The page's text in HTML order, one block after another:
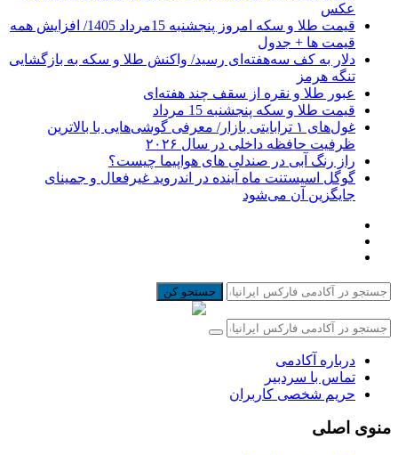
عکس
قیمت طلا و سکه امروز پنجشنبه 15مرداد 1405/ افزایش همه
قیمت ها + جدول
دلار به کف سه‌هفته‌ای رسید/ واکنش طلا و سکه به بازگشایی
تنگه هرمز
عبور طلا و نقره از سقف چند هفته‌ای
قیمت طلا و سکه پنجشنبه 15 مرداد
غول‌های ۱ ترابایتی بازار/ معرفی گوشی‌هایی با بالاترین
ظرفیت حافظه داخلی در سال ۲۰۲۶
راز رنگ آبی در صندلی های هواپیما چیست؟
گوگل اسیستنت ماه آینده در اندروید غیرفعال و جمینای
جایگزین آن می‌شود
جستجو کن
درباره آکادمی
تماس با سردبیر
حریم شخصی کاربران
منوی اصلی